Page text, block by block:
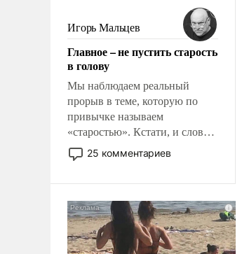
консультирует Киев, пришла в
голову мысль: хорошо бы
продемонстрировать, что
Украина вступила в
вооруженное противостояние
с Ираном.
Игорь Мальцев
Главное – не пустить старость
в голову
Мы наблюдаем реальный
прорыв в теме, которую по
привычке называем
«старостью». Кстати, и слово-
то это уже стараются не
использовать – так же, как
что оно уже несет негативные
коннотации.
25 комментариев